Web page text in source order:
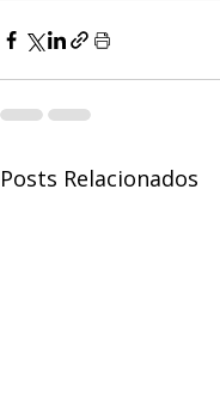
Posts Relacionados